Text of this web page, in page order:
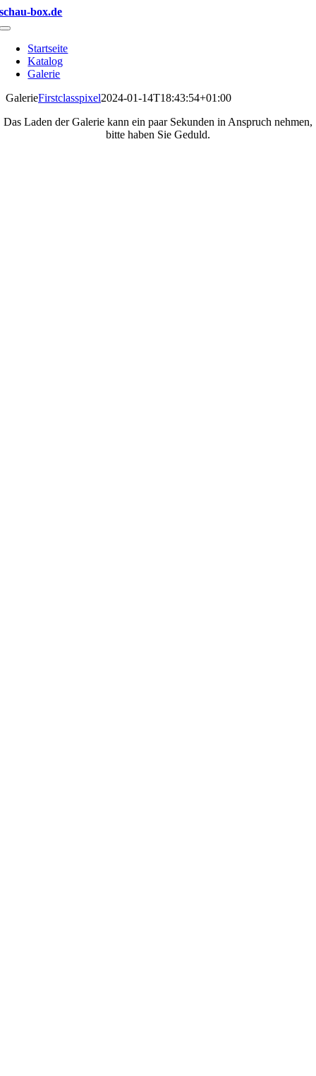
Zum
Inhalt
schau-box.de
Toggle
NavigationStartseite
Katalog
Galerie
GalerieFirstclasspixel2024-01-14T18:43:54+01:00
Das Laden der Galerie kann ein paar Sekunden in Anspruch nehmen,
bitte haben Sie Geduld.